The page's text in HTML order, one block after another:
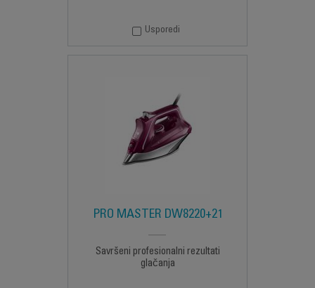
Usporedi
PRO MASTER DW8220+21
Savršeni profesionalni rezultati
glačanja